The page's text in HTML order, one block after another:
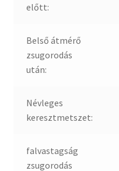
előtt:
Belső átmérő
zsugorodás
után:
Névleges
keresztmetszet:
falvastagság
zsugorodás